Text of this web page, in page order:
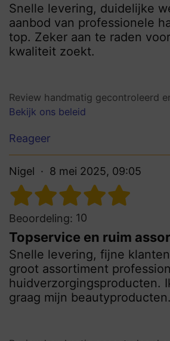
Snelle levering, duidelijke
aanbod van professionele
top. Zeker aan te raden
kwaliteit zoekt.
Review handmatig gecontroleerd
Bekijk ons beleid
Reageer
Nigel 8 mei 2025, 09:05
Beoordeling: 10
Topservice en ruim
Snelle levering, fijne
groot assortiment
huidverzorgingsproducten.
graag mijn beautyproducten.